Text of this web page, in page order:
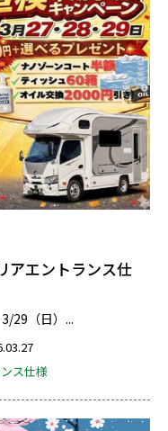
アエントランス仕
29（日）...
ス仕様